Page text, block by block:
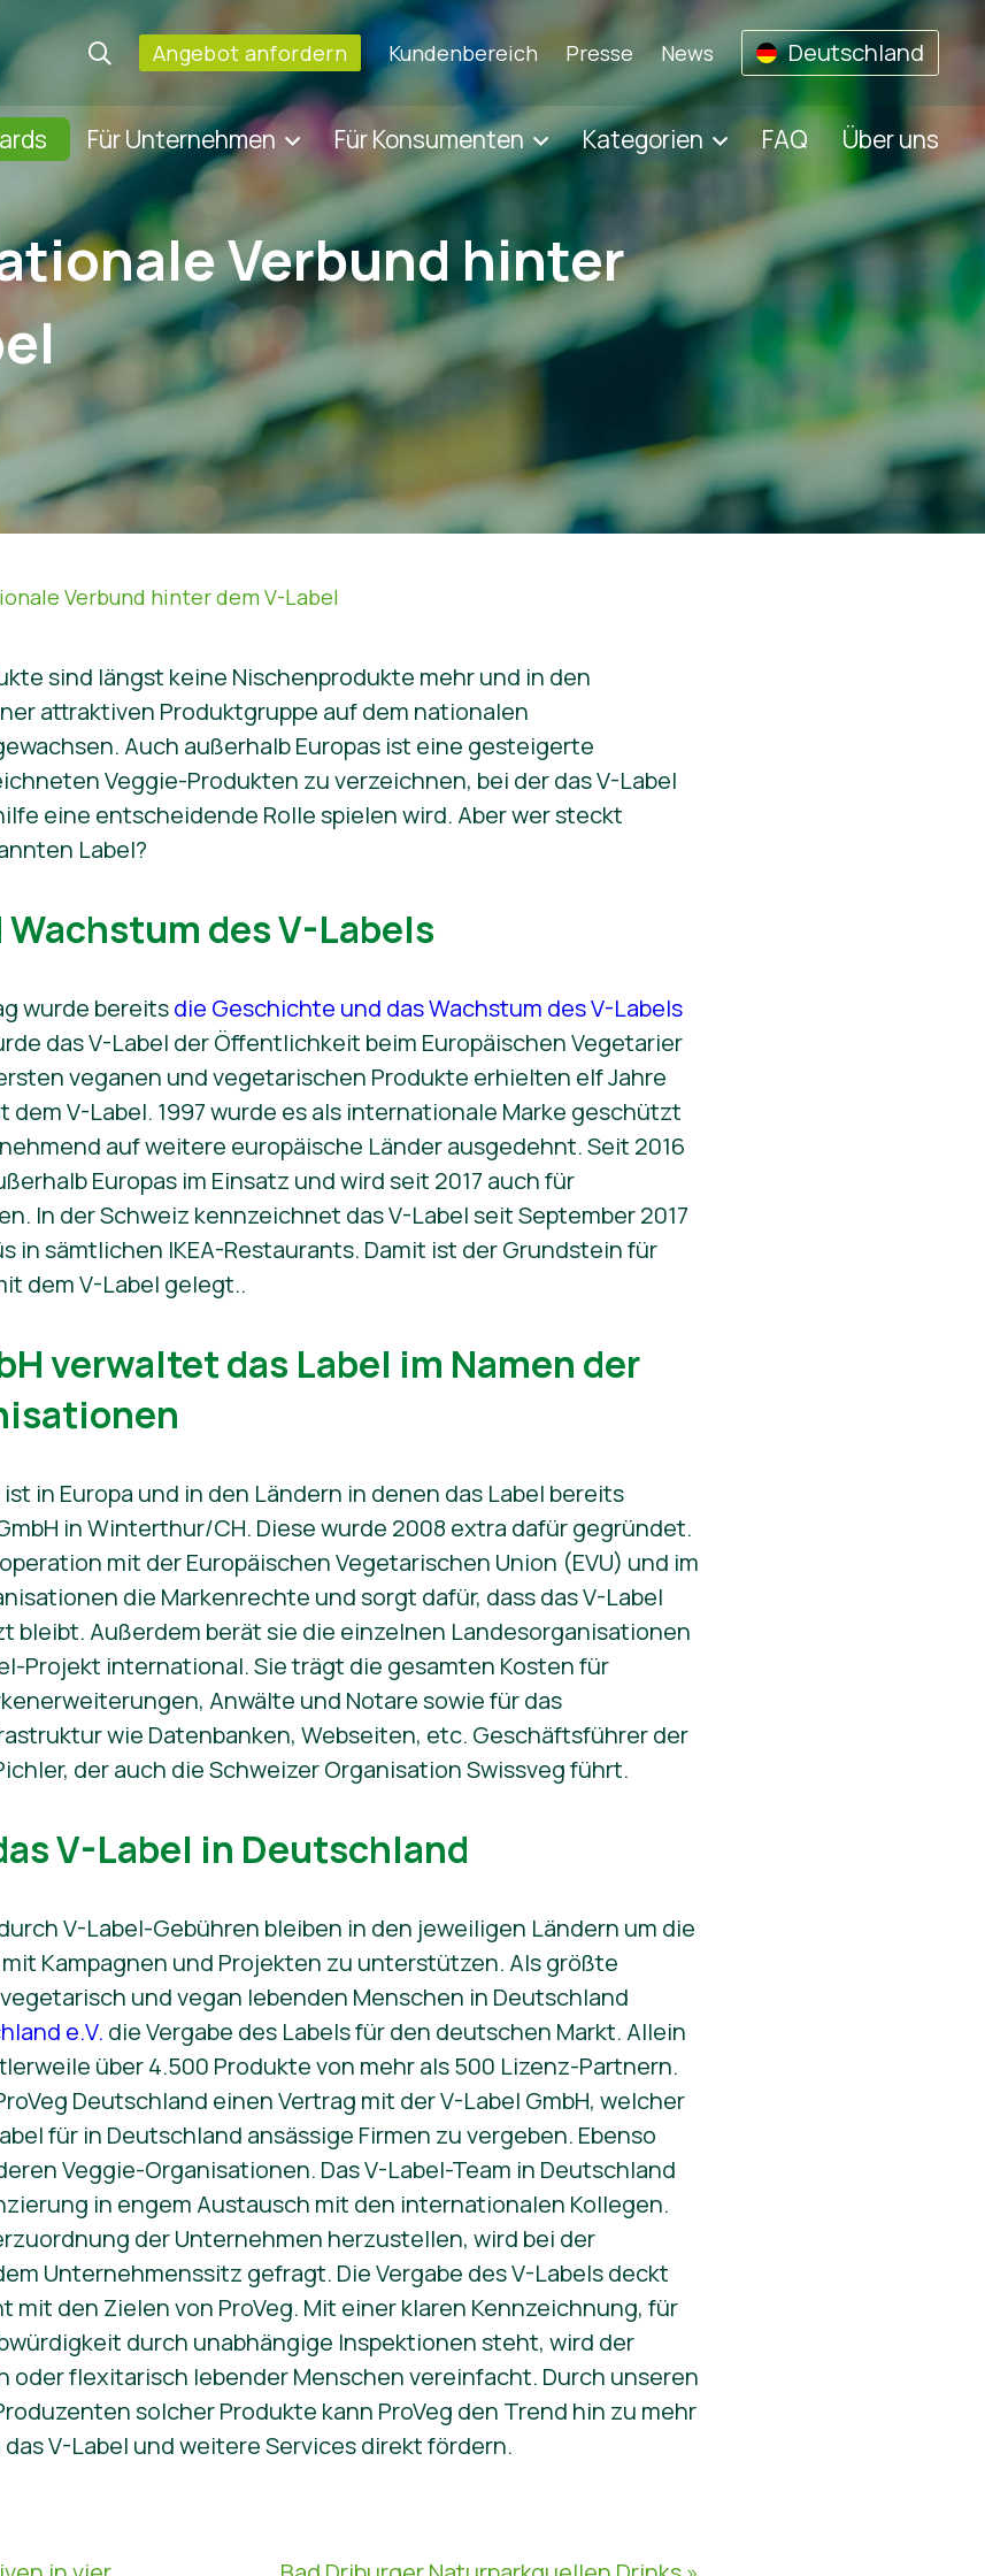
Angebot anfordern Kundenbereich Presse News Deutschland
Für Unternehmen Für Konsumenten Kategorien FAQ Über uns
Verbund hinter
Verbund hinter dem V-Label
sind längst keine Nischenprodukte mehr und in den
attraktiven Produktgruppe auf dem nationalen
Auch außerhalb Europas ist eine gesteigerte
Veggie-Produkten zu verzeichnen, bei der das V-Label
eine entscheidende Rolle spielen wird. Aber wer steckt
Label?
des V-Labels
wurde bereitsdie Geschichte und das Wachstum des V-Labels
das V-Label der Öffentlichkeit beim Europäischen Vegetarier
veganen und vegetarischen Produkte erhielten elf Jahre
dem V-Label. 1997 wurde es als internationale Marke geschützt
auf weitere europäische Länder ausgedehnt. Seit 2016
Europas im Einsatz und wird seit 2017 auch für
In der Schweiz kennzeichnet das V-Label seit September 2017
in sämtlichen IKEA-Restaurants. Damit ist der Grundstein für
dem V-Label gelegt..
verwaltet das Label im Namen der
in Europa und in den Ländern in denen das Label bereits
in Winterthur/CH. Diese wurde 2008 extra dafür gegründet.
mit der Europäischen Vegetarischen Union (EVU) und im
die Markenrechte und sorgt dafür, dass das V-Label
bleibt. Außerdem berät sie die einzelnen Landesorganisationen
Projekt international. Sie trägt die gesamten Kosten für
Anwälte und Notare sowie für das
wie Datenbanken, Webseiten, etc. Geschäftsführer der
der auch die Schweizer Organisation Swissveg führt.
V-Label in Deutschland
V-Label-Gebühren bleiben in den jeweiligen Ländern um die
Kampagnen und Projekten zu unterstützen. Als größte
und vegan lebenden Menschen in Deutschland
e.V. die Vergabe des Labels für den deutschen Markt. Allein
über 4.500 Produkte von mehr als 500 Lizenz-Partnern.
Deutschland einen Vertrag mit der V-Label GmbH, welcher
für in Deutschland ansässige Firmen zu vergeben. Ebenso
Veggie-Organisationen. Das V-Label-Team in Deutschland
in engem Austausch mit den internationalen Kollegen.
der Unternehmen herzustellen, wird bei der
Unternehmenssitz gefragt. Die Vergabe des V-Labels deckt
mit den Zielen von ProVeg. Mit einer klaren Kennzeichnung, für
durch unabhängige Inspektionen steht, wird der
oder flexitarisch lebender Menschen vereinfacht. Durch unseren
solcher Produkte kann ProVeg den Trend hin zu mehr
V-Label und weitere Services direkt fördern.